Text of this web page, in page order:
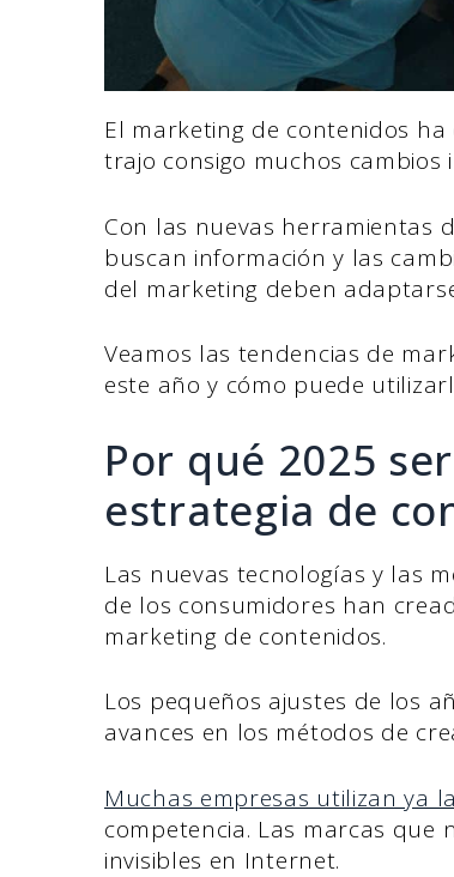
El marketing de contenidos
trajo consigo muchos cambios
Con las nuevas herramientas
buscan información y las
del marketing deben
Veamos las tendencias de
este año y cómo puede
Por qué 2025
estrategia de
Las nuevas tecnologías y las
de los consumidores han
marketing de contenidos.
Los pequeños ajustes de los
avances en los métodos de
Muchas empresas utilizan ya
competencia. Las marcas que
invisibles en Internet.